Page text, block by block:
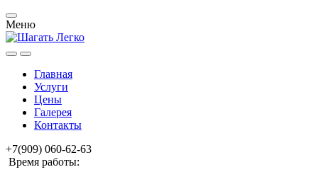
Меню
Главная
Услуги
Цены
Галерея
Контакты
+7(909) 060-62-63
Время работы: